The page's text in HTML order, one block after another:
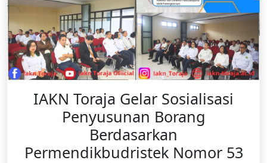
IAKN Toraja Gelar Sosialisasi
Penyusunan Borang
Berdasarkan
Permendikbudristek Nomor 53